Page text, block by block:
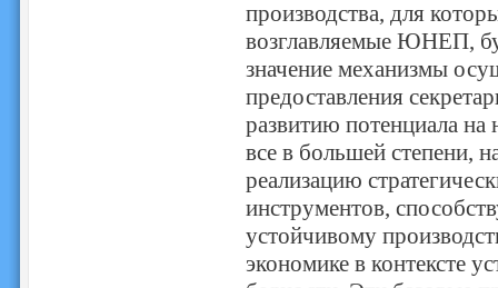
производства, для
возглавляемые ЮНЕП,
значение механизмы
предоставления
развитию потенциала
все в большей степени,
реализацию
инструментов,
устойчивому
экономике в контексте